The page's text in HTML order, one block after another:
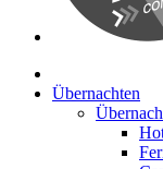
Übernachten